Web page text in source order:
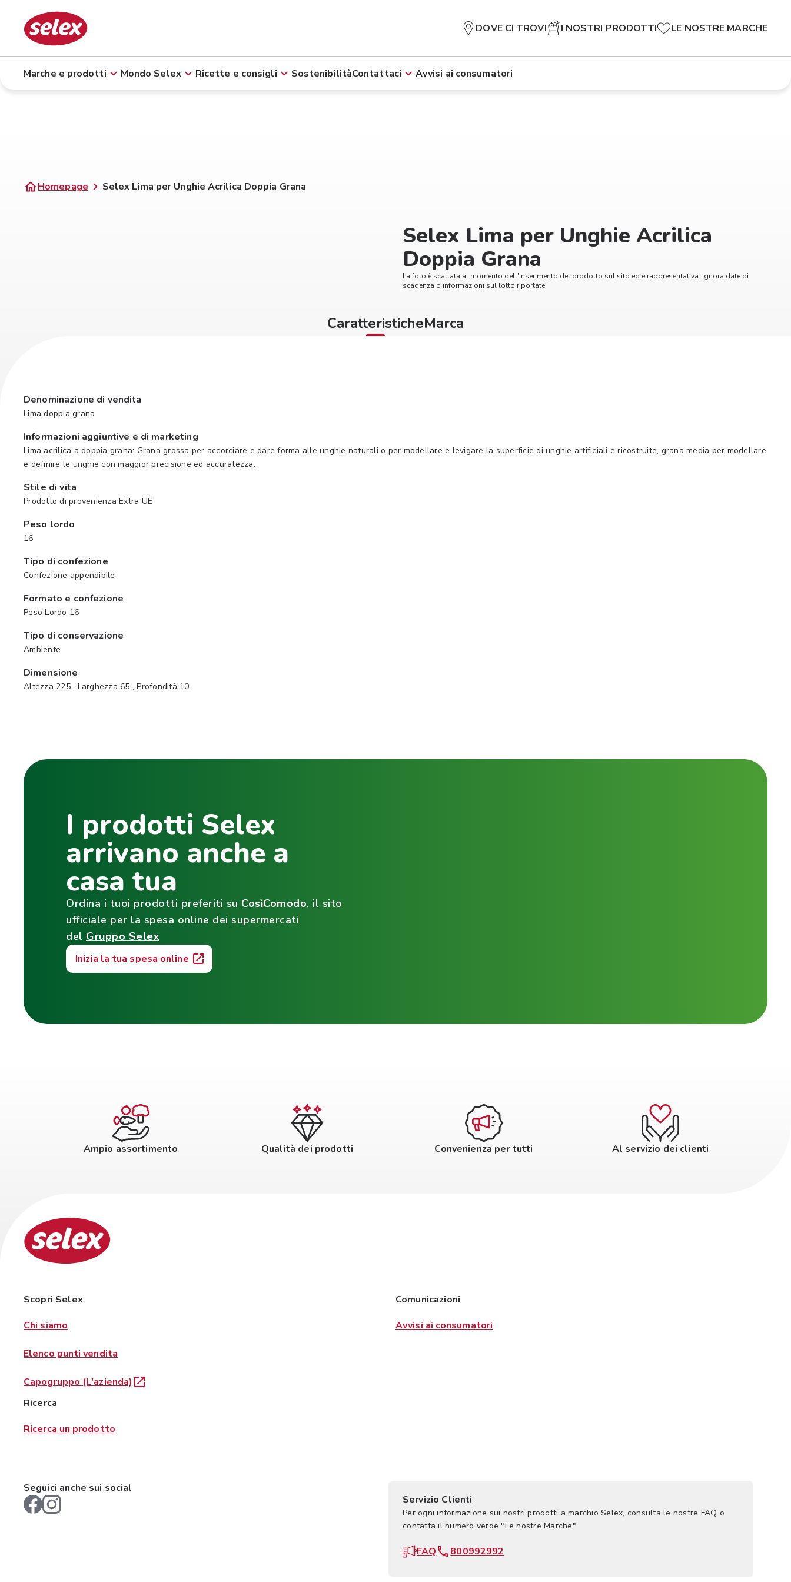
DOVE CI TROVI I NOSTRI PRODOTTI LE NOSTRE MARCHE
Marche e prodotti Mondo Selex Ricette e consigli SostenibilitàContattaci Avvisi ai consumatori
Homepage Selex Lima per Unghie Acrilica Doppia Grana
Selex Lima per Unghie Acrilica
Doppia Grana
La foto è scattata al momento dell'inserimento del prodotto sul sito ed è rappresentativa. Ignora date di
scadenza o informazioni sul lotto riportate.
CaratteristicheMarca
Denominazione di vendita
Lima doppia grana
Informazioni aggiuntive e di marketing
Lima acrilica a doppia grana: Grana grossa per accorciare e dare forma alle unghie naturali o per modellare e levigare la superficie di unghie artificiali e ricostruite, grana media per modellare
e definire le unghie con maggior precisione ed accuratezza.
Stile di vita
Prodotto di provenienza Extra UE
Peso lordo
16
Tipo di confezione
Confezione appendibile
Formato e confezione
Peso Lordo 16
Tipo di conservazione
Ambiente
Dimensione
Altezza 225 , Larghezza 65 , Profondità 10
I prodotti Selex
arrivano anche a
casa tua
Ordina i tuoi prodotti preferiti su CosìComodo, il sito
ufficiale per la spesa online dei supermercati
del Gruppo Selex
Inizia la tua spesa online
Ampio assortimento Qualità dei prodotti Convenienza per tutti Al servizio dei clienti
Scopri Selex
Chi siamo
Elenco punti vendita
Capogruppo (L'azienda)
Comunicazioni
Avvisi ai consumatori
Ricerca
Ricerca un prodotto
Seguici anche sui social
Servizio Clienti
Per ogni informazione sui nostri prodotti a marchio Selex, consulta le nostre FAQ o
contatta il numero verde "Le nostre Marche"
FAQ 800992992